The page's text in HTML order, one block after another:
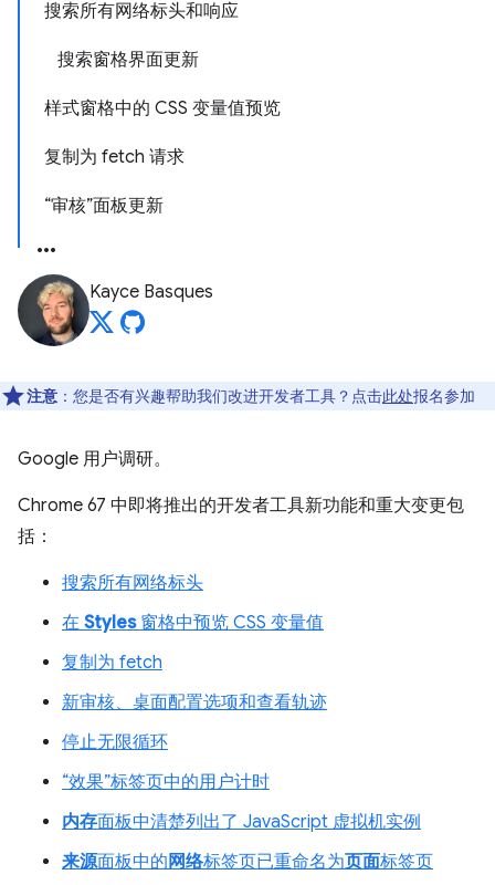
搜索所有网络标头和响应
搜索窗格界面更新
样式窗格中的 CSS 变量值预览
复制为 fetch 请求
“审核”面板更新
Kayce Basques
注意 ：您是否有兴趣帮助我们改进开发者工具？点击此处报名参加
Google 用户调研。
Chrome 67 中即将推出的开发者工具新功能和重大变更包
括：
搜索所有网络标头
在 Styles窗格中预览 CSS 变量值
复制为 fetch
新审核、桌面配置选项和查看轨迹
停止无限循环
“效果”标签页中的用户计时
内存面板中清楚列出了 JavaScript 虚拟机实例
来源面板中的 网络标签页已重命名为页面标签页